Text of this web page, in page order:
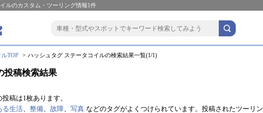
ルのカスタム・ツーリング情報1件
ルTOP ハッシュタグ ステータコイルの検索結果一覧(1/1)
投稿検索結果
稿は1枚あります。
る生活、 整備、 故障、 写真 などのタグがよくつけられています。投稿されたツーリ